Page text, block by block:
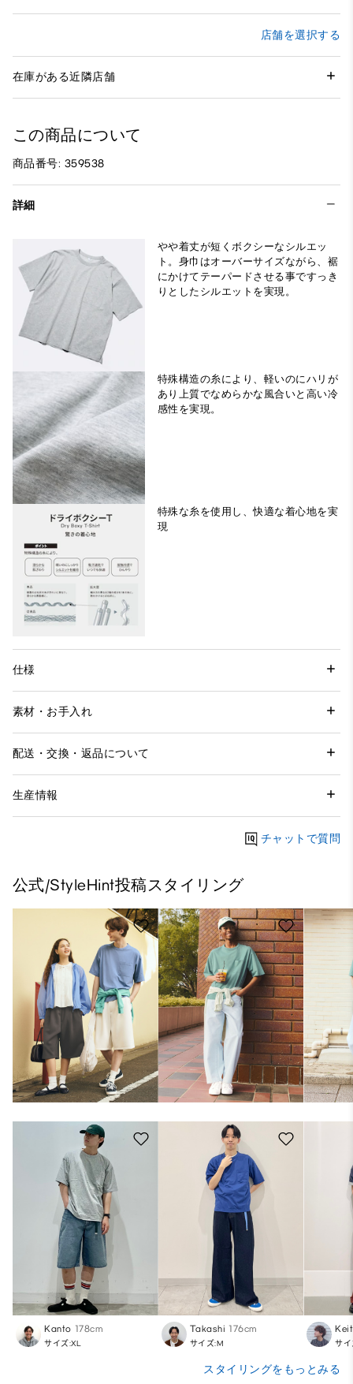
店舗を選択する
在庫がある近隣店舗
この商品について
商品番号: 359538
詳細
やや着丈が短くボクシーなシルエッ
ト。身巾はオーバーサイズながら、裾
にかけてテーパードさせる事ですっき
りとしたシルエットを実現。
特殊構造の糸により、軽いのにハリが
あり上質でなめらかな風合いと高い冷
感性を実現。
特殊な糸を使用し、快適な着心地を実
現
仕様
素材・お手入れ
配送・交換・返品について
生産情報
チャットで質問
公式/StyleHint投稿スタイリング
Kanto 178cm
サイズ:XL
Takashi 176cm
サイズ:M サイ
スタイリングをもっとみる